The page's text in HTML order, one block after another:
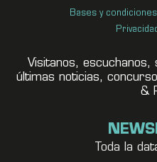
Bases y
Visitanos, escuchanos,
últimas noticias,
&
Toda la